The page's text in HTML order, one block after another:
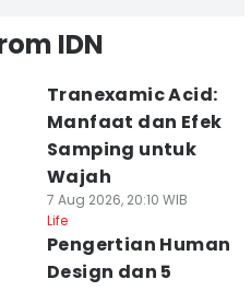
IDN
Tranexamic Acid:
Manfaat dan Efek
Samping untuk
Wajah
7 Aug 2026, 20:10 WIB
Life
Pengertian Human
Design dan 5